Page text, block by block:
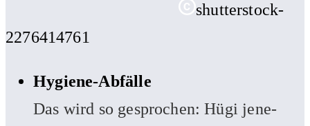
shutterstock-
2276414761
Hygiene-Abfälle
Das wird so gesprochen: Hügi jene-